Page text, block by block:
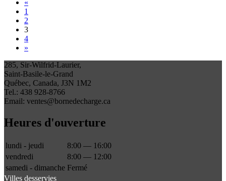
«
1
2
3
4
»
285, Sir-Wilfrid-Laurier,
Saint-Basile-le-Grand
Québec, Canada, J3N 1M2
Tel.: 438 928-8766
Email: ventes@bornedecharge.ca
Heures d'ouverture
lundi - jeudi
8:00 — 16:00
vendredi
8:00 — 12:00
samedi - dimanche Fermé
Villes desservies